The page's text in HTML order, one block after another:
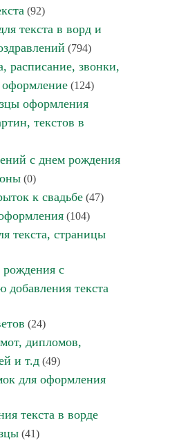
(92)
текста в ворд и
(794)
расписание, звонки,
оформление(124)
оформления
текстов в
с днем рождения
(0)
к свадьбе(47)
(104)
текста, страницы
с
добавления текста
(24)
дипломов,
и т.д(49)
для оформления
текста в ворде
(41)